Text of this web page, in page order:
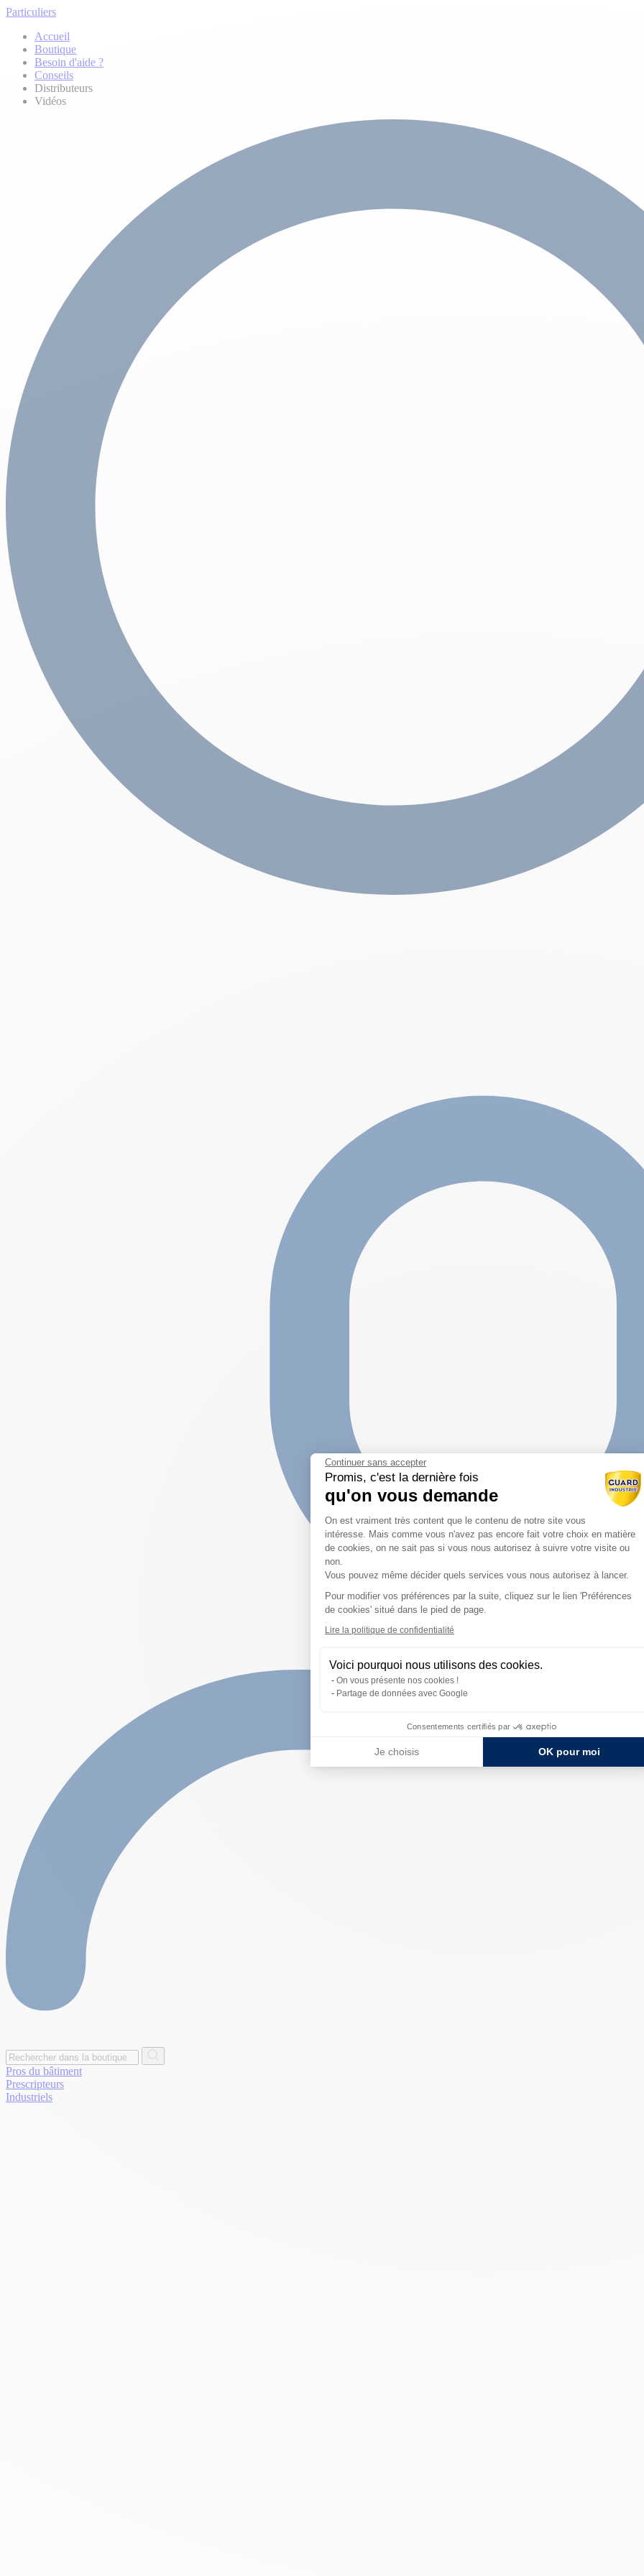
Particuliers
Accueil
Boutique
Besoin d'aide ?
Conseils
Distributeurs
Vidéos
Pros du bâtiment
Prescripteurs
Industriels
Continuer sans accepter
Promis, c'est la dernière fois
qu'on vous demande
Plateforme de Gestion du
On est vraiment très content que le contenu de notre site vous
intéresse. Mais comme vous n'avez pas encore fait votre choix en matière
de cookies, on ne sait pas si vous nous autorisez à suivre votre visite ou
non.
Vous pouvez même décider quels services vous nous autorisez à lancer.
Pour modifier vos préférences par la suite, cliquez sur le lien 'Préférences
de cookies' situé dans le pied de page.
Lire la politique de confidentialité
Voici pourquoi nous utilisons des cookies.
On vous présente nos cookies !
Partage de données avec Google
Consentements certifiés par
Je choisis OK pour moi
Axeptio consent